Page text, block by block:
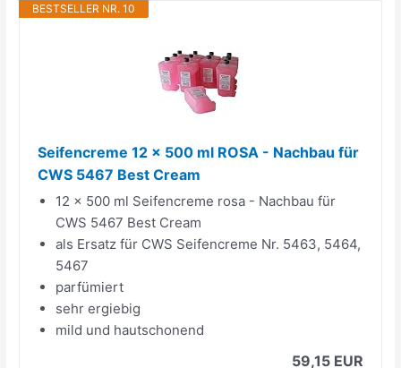
BESTSELLER NR. 10
Seifencreme 12 x 500 ml ROSA - Nachbau für
CWS 5467 Best Cream
12 x 500 ml Seifencreme rosa - Nachbau für
CWS 5467 Best Cream
als Ersatz für CWS Seifencreme Nr. 5463, 5464,
5467
parfümiert
sehr ergiebig
mild und hautschonend
59,15 EUR